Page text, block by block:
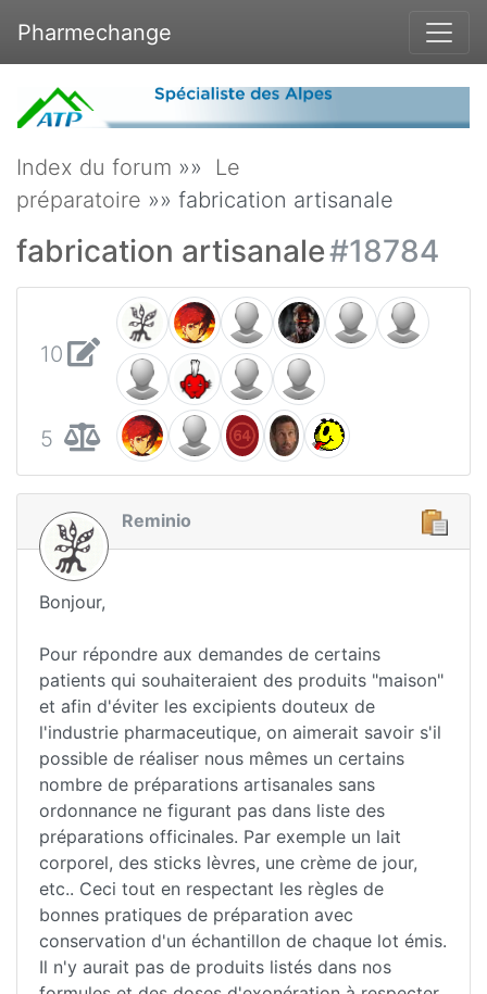
Pharmechange
Index du forum »» Le
préparatoire »» fabrication artisanale
fabrication artisanale#18784
10
5
Reminio
Bonjour,
Pour répondre aux demandes de certains
patients qui souhaiteraient des produits "maison"
et afin d'éviter les excipients douteux de
l'industrie pharmaceutique, on aimerait savoir s'il
possible de réaliser nous mêmes un certains
nombre de préparations artisanales sans
ordonnance ne figurant pas dans liste des
préparations officinales. Par exemple un lait
corporel, des sticks lèvres, une crème de jour,
etc.. Ceci tout en respectant les règles de
bonnes pratiques de préparation avec
conservation d'un échantillon de chaque lot émis.
Il n'y aurait pas de produits listés dans nos